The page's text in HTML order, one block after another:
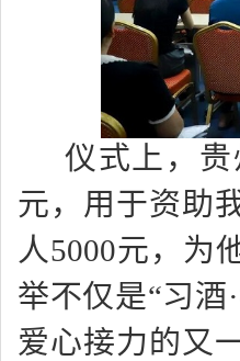
仪式上，
元，用于资助
人5000元，为
举不仅是“习酒·
爱心接力的又